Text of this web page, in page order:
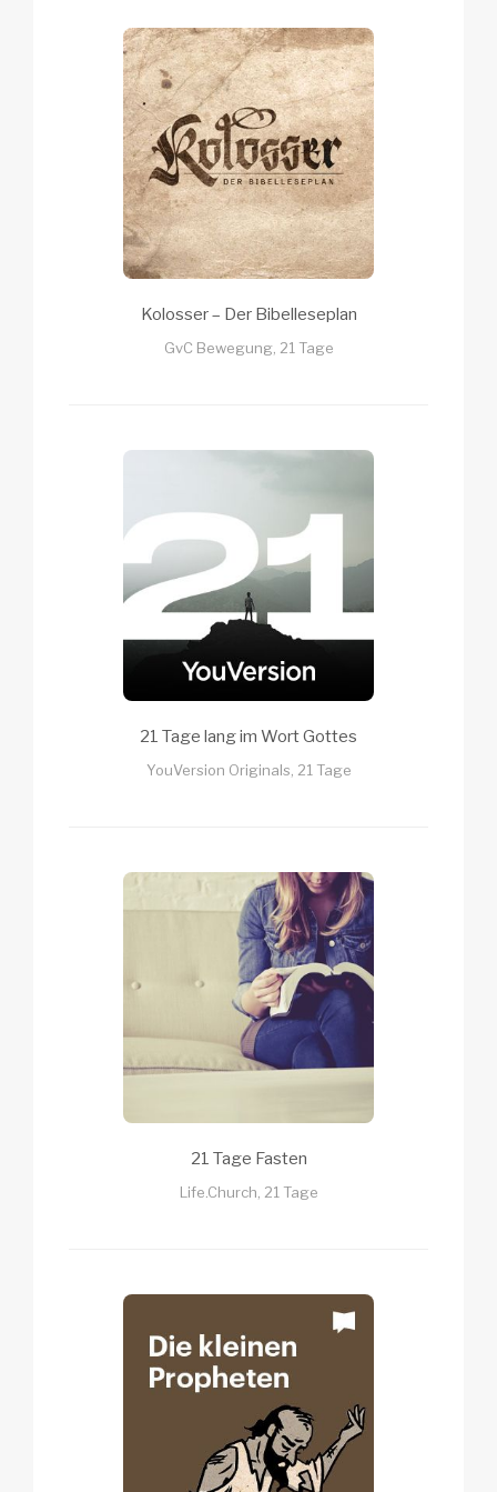
Kolosser – Der Bibelleseplan
GvC Bewegung, 21 Tage
21 Tage lang im Wort Gottes
YouVersion Originals, 21 Tage
21 Tage Fasten
Life.Church, 21 Tage